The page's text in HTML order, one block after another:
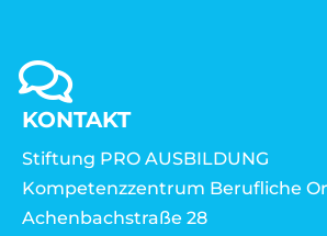
KONTAKT
Stiftung PRO AUSBILDUNG
Kompetenzzentrum Berufliche
Achenbachstraße 28